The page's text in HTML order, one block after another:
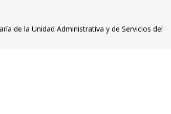
de la Unidad Administrativa y de Servicios del